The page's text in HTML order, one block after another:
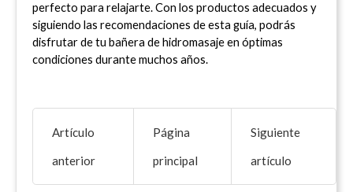
perfecto para relajarte. Con los productos adecuados y
siguiendo las recomendaciones de esta guía, podrás
disfrutar de tu bañera de hidromasaje en óptimas
condiciones durante muchos años.
Artículo
anterior
Página
principal
Siguiente
artículo